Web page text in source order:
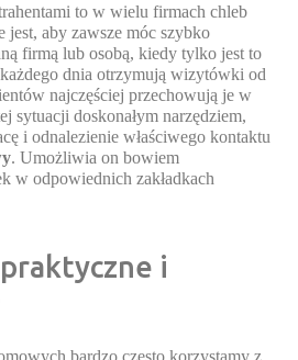
to w wielu firmach chleb
jest, aby zawsze móc szybko
firmą lub osobą, kiedy tylko jest to
dnia otrzymują wizytówki od
najczęściej przechowują je w
sytuacji doskonałym narzędziem,
i odnalezienie właściwego kontaktu
. Umożliwia on bowiem
w odpowiednich zakładkach
i
bardzo często korzystamy z